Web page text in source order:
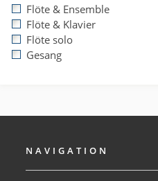
Flöte & Ensemble
Flöte & Klavier
Flöte solo
Gesang
NAVIGATION